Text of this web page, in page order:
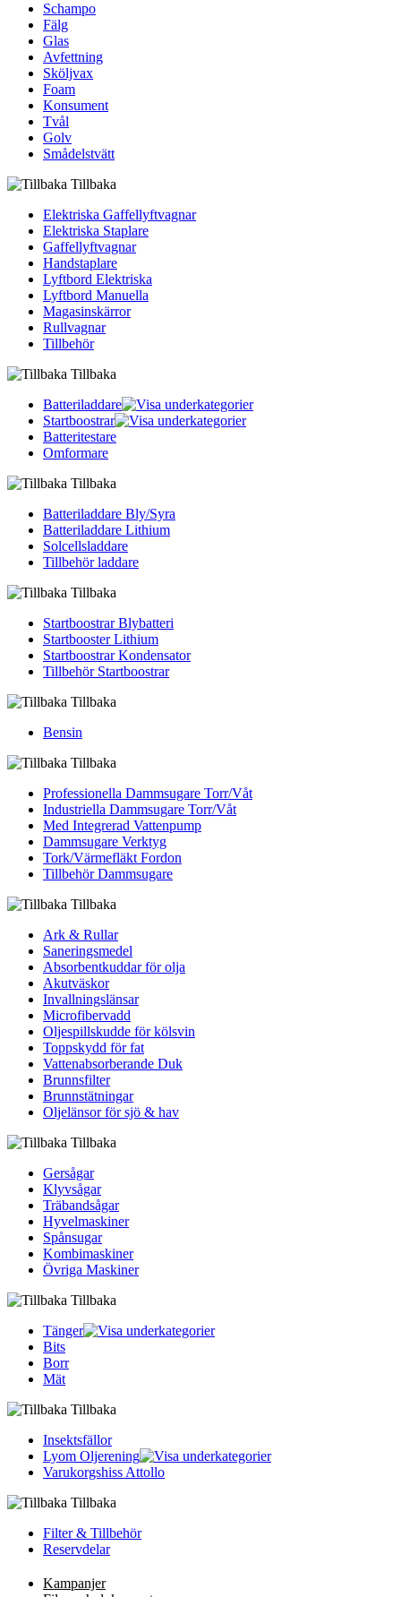
Schampo
Fälg
Glas
Avfettning
Sköljvax
Foam
Konsument
Tvål
Golv
Smådelstvätt
Tillbaka
Elektriska Gaffellyftvagnar
Elektriska Staplare
Gaffellyftvagnar
Handstaplare
Lyftbord Elektriska
Lyftbord Manuella
Magasinskärror
Rullvagnar
Tillbehör
Tillbaka
Batteriladdare
Startboostrar
Batteritestare
Omformare
Tillbaka
Batteriladdare Bly/Syra
Batteriladdare Lithium
Solcellsladdare
Tillbehör laddare
Tillbaka
Startboostrar Blybatteri
Startbooster Lithium
Startboostrar Kondensator
Tillbehör Startboostrar
Tillbaka
Bensin
Tillbaka
Professionella Dammsugare Torr/Våt
Industriella Dammsugare Torr/Våt
Med Integrerad Vattenpump
Dammsugare Verktyg
Tork/Värmefläkt Fordon
Tillbehör Dammsugare
Tillbaka
Ark & Rullar
Saneringsmedel
Absorbentkuddar för olja
Akutväskor
Invallningslänsar
Microfibervadd
Oljespillskudde för kölsvin
Toppskydd för fat
Vattenabsorberande Duk
Brunnsfilter
Brunnstätningar
Oljelänsor för sjö & hav
Tillbaka
Gersågar
Klyvsågar
Träbandsågar
Hyvelmaskiner
Spånsugar
Kombimaskiner
Övriga Maskiner
Tillbaka
Tänger
Bits
Borr
Mät
Tillbaka
Insektsfällor
Lyom Oljerening
Varukorgshiss Attollo
Tillbaka
Filter & Tillbehör
Reservdelar
Kampanjer